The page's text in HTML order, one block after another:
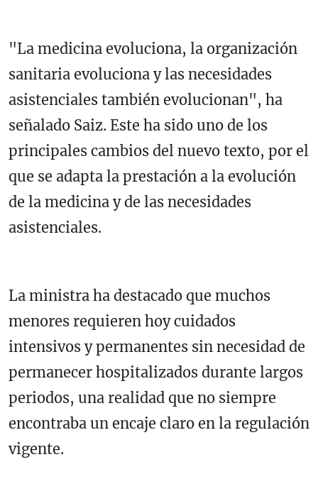
"La medicina evoluciona, la organización
sanitaria evoluciona y las necesidades
asistenciales también evolucionan", ha
señalado Saiz. Este ha sido uno de los
principales cambios del nuevo texto, por el
que se adapta la prestación a la evolución
de la medicina y de las necesidades
asistenciales.
La ministra ha destacado que muchos
menores requieren hoy cuidados
intensivos y permanentes sin necesidad de
permanecer hospitalizados durante largos
periodos, una realidad que no siempre
encontraba un encaje claro en la regulación
vigente.